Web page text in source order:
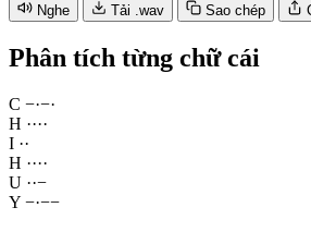
Nghe Tải .wav Sao chép
Phân tích từng chữ cái
C −·−·
H ····
I ··
H ····
U ··−
Y −·−−